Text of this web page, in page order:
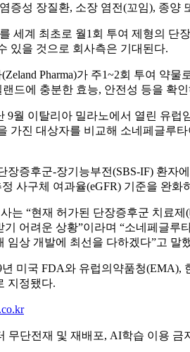
증성 장질환, 소장 염전(꼬임), 종양
세계 최초로 월1회 투여 제형의 단
있을 것으로 회사측은 기대된다.
Pharma)가 주1~2회 투여 약
드에 충분한 효능, 안전성 등을 확
9월 이탈리아 밀라노에서 열린 유
가진 대상자를 비교해 소네페글루
장증후군-장기능부전(SBS-IF) 환
사구체 여과율(eGFR) 기준을 완
는 “현재 허가된 단장증후군 치료
어려운 상황”이라며 “소네페글
임상 개발에 최선을 다하겠다”고 말
미국 FDA와 유럽의약품청
지정됐다.
무단전재 및 재배포, AI학습 이용 금